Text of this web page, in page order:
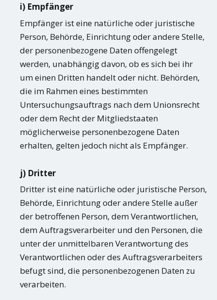
i) Empfänger
Empfänger ist eine natürliche oder juristische
Person, Behörde, Einrichtung oder andere Stelle,
der personenbezogene Daten offengelegt
werden, unabhängig davon, ob es sich bei ihr
um einen Dritten handelt oder nicht. Behörden,
die im Rahmen eines bestimmten
Untersuchungsauftrags nach dem Unionsrecht
oder dem Recht der Mitgliedstaaten
möglicherweise personenbezogene Daten
erhalten, gelten jedoch nicht als Empfänger.
j) Dritter
Dritter ist eine natürliche oder juristische Person,
Behörde, Einrichtung oder andere Stelle außer
der betroffenen Person, dem Verantwortlichen,
dem Auftragsverarbeiter und den Personen, die
unter der unmittelbaren Verantwortung des
Verantwortlichen oder des Auftragsverarbeiters
befugt sind, die personenbezogenen Daten zu
verarbeiten.